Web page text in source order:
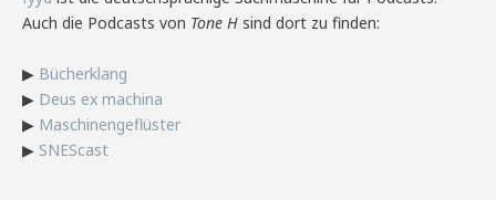
Auch die Podcasts von Tone H sind dort zu finden:
▶ Bücherklang
▶ Deus ex machina
▶ Maschinengeflüster
▶ SNEScast